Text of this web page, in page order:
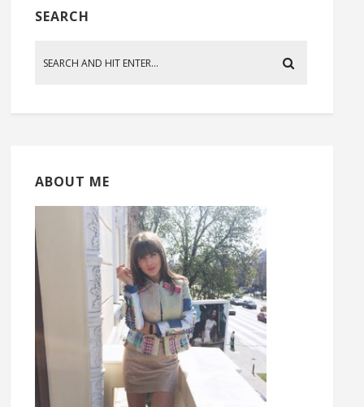
SEARCH
ABOUT ME